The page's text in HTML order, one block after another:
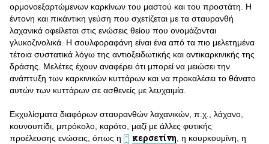
ορμονοεξαρτώμενων καρκίνων του μαστού και του προστάτη. Η
έντονη και πικάντικη γεύση που σχετίζεται με τα σταυρανθή
λαχανικά οφείλεται στις ενώσεις θείου που ονομάζονται
γλυκοζινολικά. Η σουλφοραφάνη είναι ένα από τα πιο μελετημένα
τέτοια συστατικά λόγω της αντιοξειδωτικής και αντικαρκινικής της
δράσης. Μελέτες έχουν αναφέρει ότι μπορεί να μειώσει την
ανάπτυξη των καρκινικών κυττάρων και να προκαλέσει το θάνατο
αυτών των κυττάρων σε ασθενείς με λευχαιμία.
Εκχυλίσματα διαφόρων σταυρανθών λαχανικών, π.χ., λάχανο,
κουνουπίδι, μπρόκολο, καρότο, μαζί με άλλες φυτικής
προέλευσης ενώσεις, όπως η
κερσετίνη , η κουρκουμίνη, η